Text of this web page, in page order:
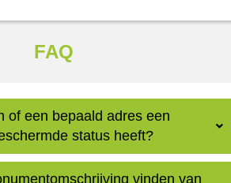
FAQ
of een bepaald adres een
status heeft?
vinden van